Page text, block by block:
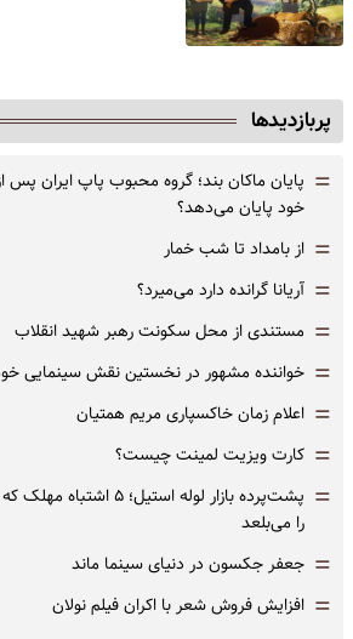
پربازدیدها
= پایان ماکان بند؛ گروه محبوب پاپ ایران پس
خود پایان می‌دهد؟
= از بامداد تا شب خمار
= آریانا گرانده دارد می‌میرد؟
= مستندی از محل سکونت رهبر شهید انقلاب
= خواننده مشهور در نخستین نقش سینمایی
= اعلام زمان خاکسپاری مریم همتیان
= کارت ویزیت لمینت چیست؟
=
پشت‌پرده بازار لوله
را می‌بلعد
= جعفر جکسون در دنیای سینما ماند
= افزایش فروش شعر با اکران فیلم نولان